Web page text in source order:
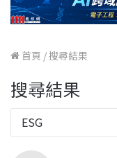
首頁 /搜尋結果
搜尋結果